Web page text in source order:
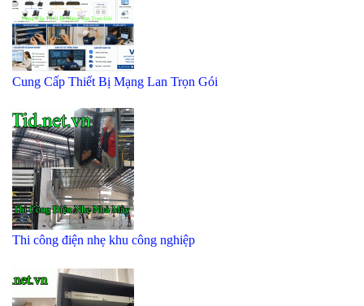
Cung Cấp Thiết Bị Mạng Lan Trọn Gói
Thi công điện nhẹ khu công nghiệp